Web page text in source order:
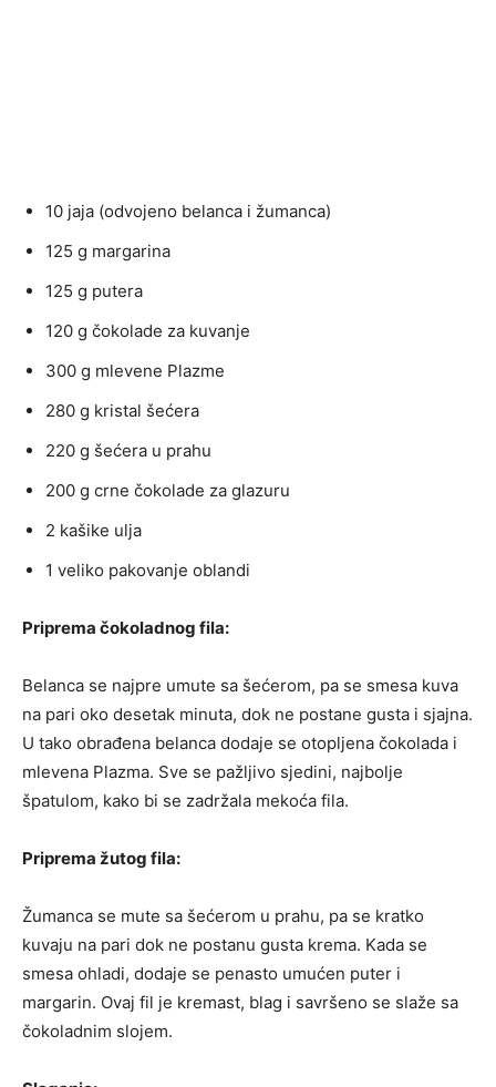
10 jaja (odvojeno belanca i žumanca)
125 g margarina
125 g putera
120 g čokolade za kuvanje
300 g mlevene Plazme
280 g kristal šećera
220 g šećera u prahu
200 g crne čokolade za glazuru
2 kašike ulja
1 veliko pakovanje oblandi
Priprema čokoladnog fila:
Belanca se najpre umute sa šećerom, pa se smesa kuva
na pari oko desetak minuta, dok ne postane gusta i sjajna.
U tako obrađena belanca dodaje se otopljena čokolada i
mlevena Plazma. Sve se pažljivo sjedini, najbolje
špatulom, kako bi se zadržala mekoća fila.
Priprema žutog fila:
Žumanca se mute sa šećerom u prahu, pa se kratko
kuvaju na pari dok ne postanu gusta krema. Kada se
smesa ohladi, dodaje se penasto umućen puter i
margarin. Ovaj fil je kremast, blag i savršeno se slaže sa
čokoladnim slojem.